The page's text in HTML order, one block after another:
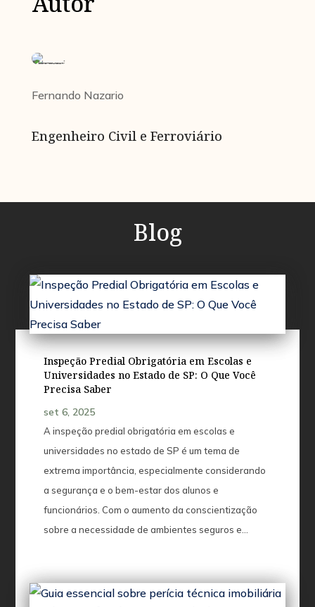
Fernando Nazario
Engenheiro Civil e Ferroviário
Blog
Inspeção Predial Obrigatória em Escolas e
Universidades no Estado de SP: O Que Você
Precisa Saber
set 6, 2025
A inspeção predial obrigatória em escolas e
universidades no estado de SP é um tema de
extrema importância, especialmente considerando
a segurança e o bem-estar dos alunos e
funcionários. Com o aumento da conscientização
sobre a necessidade de ambientes seguros e…